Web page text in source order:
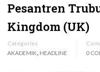
Pesantren
Kingdom (UK)
Categories
AKADEMIK, HEADLINE
0